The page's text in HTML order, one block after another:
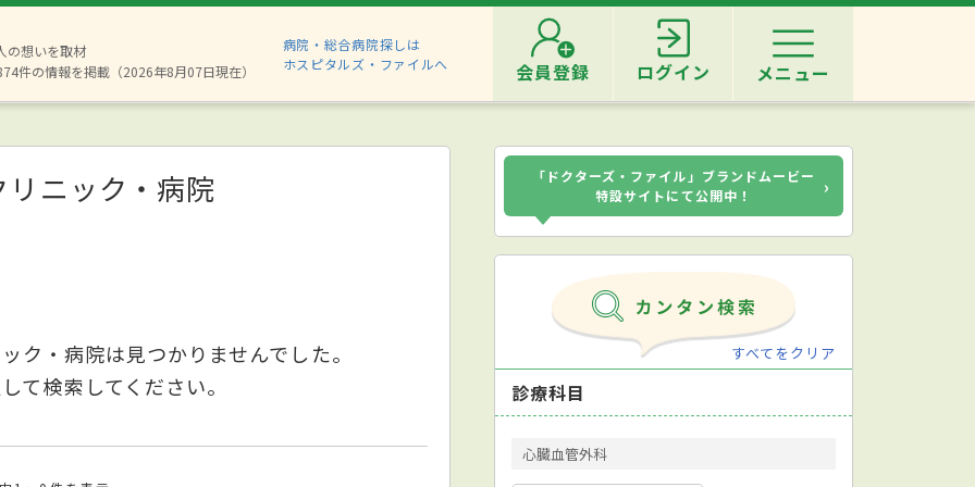
の想いを取材
件の情報を掲載（2026年8月07日現在）
病院・総合病院探しは
ホスピタルズ・ファイルへ
会員登録 ログイン メニュー
リニック・病院
ク・病院は見つかりませんでした。
て検索してください。
「ドクターズ・ファイル」ブランドムービー
特設サイトにて公開中！
›
すべてをクリア
診療科目
心臓血管外科